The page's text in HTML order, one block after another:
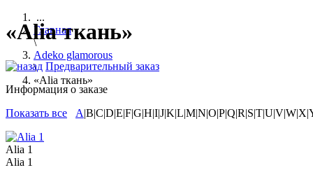
...
Главная
\
Adeko glamorous
\
«Alia ткань»
«Alia ткань»
Предварительный заказ
Информация о заказе
Показать все
A
Alia 1
Alia 1